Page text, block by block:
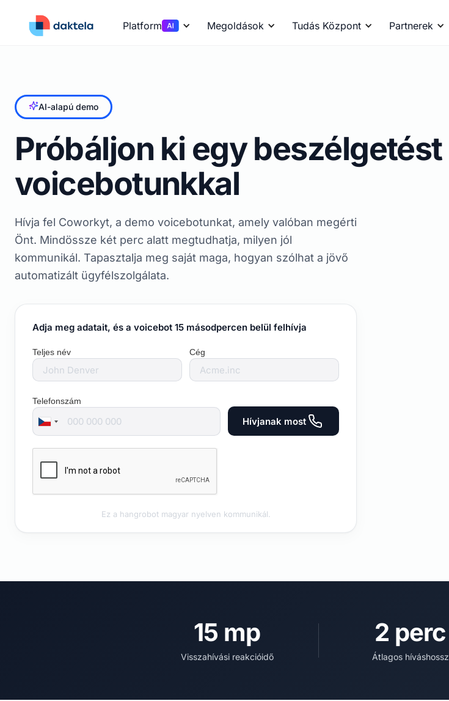
Platform Megoldások Tudás Központ Partnerek
AI-alapú demo
Próbáljon ki egy beszélgetést
voicebotunkkal
Hívja fel Coworkyt, a demo voicebotunkat, amely valóban megérti
Önt. Mindössze két perc alatt megtudhatja, milyen jól
kommunikál. Tapasztalja meg saját maga, hogyan szólhat a jövő
automatizált ügyfélszolgálata.
Adja meg adatait, és a voicebot 15 másodpercen belül felhívja
Teljes név Cég
Telefonszám
Hívjanak most
Ez a hangrobot magyar nyelven kommunikál.
15 mp
Visszahívási reakcióidő
2 perc
Átlagos híváshossz